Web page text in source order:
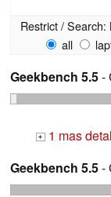
Restrict / Search:
all
Geekbench 5.5-
+ 1 mas
Geekbench 5.5-